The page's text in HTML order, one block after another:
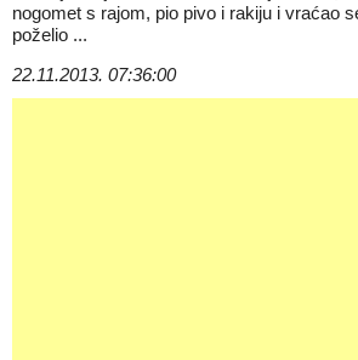
nogomet s rajom, pio pivo i rakiju i vraćao
poželio ...
22.11.2013. 07:36:00